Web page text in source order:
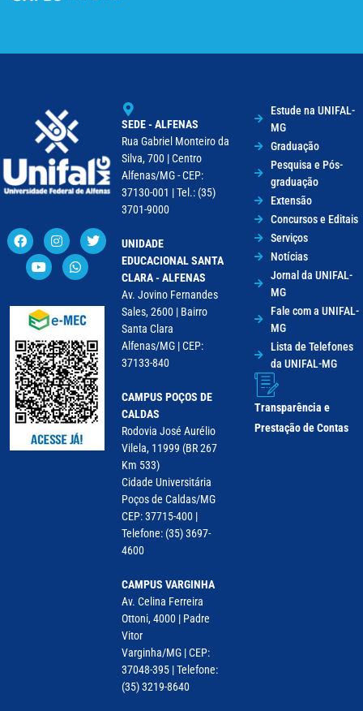
SEDE - ALFENAS
Rua Gabriel Monteiro da
Silva, 700 | Centro
Alfenas/MG - CEP:
37130-001 | Tel.: (35)
3701-9000
UNIDADE
EDUCACIONAL SANTA
CLARA - ALFENAS
Av. Jovino Fernandes
Sales, 2600 | Bairro
Santa Clara
Alfenas/MG | CEP:
37133-840
CAMPUS POÇOS DE
CALDAS
Rodovia José Aurélio
Vilela, 11999 (BR 267
Km 533)
Cidade Universitária
Poços de Caldas/MG
CEP: 37715-400 |
Telefone: (35) 3697-
4600
CAMPUS VARGINHA
Av. Celina Ferreira
Ottoni, 4000 | Padre
Vitor
Varginha/MG | CEP:
37048-395 | Telefone:
(35) 3219-8640
Estude na UNIFAL-
MG
Graduação
Pesquisa e Pós-
graduação
Extensão
Concursos e Editais
Serviços
Notícias
Jornal da UNIFAL-
MG
Fale com a UNIFAL-
MG
Lista de Telefones
da UNIFAL-MG
Transparência e
Prestação de Contas